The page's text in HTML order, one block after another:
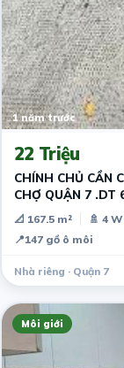
1 năm trước
22 Triệu
CHÍNH CHỦ CẦN
CHỢ QUẬN 7 .DT
📐 167.5 m²
🚿 4
📍147 gồ ô môi
Nhà riêng · Quận 7
Môi giới